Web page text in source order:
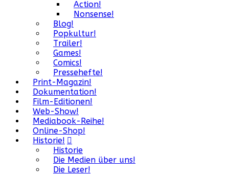
Action!
Nonsense!
Blog!
Popkultur!
Trailer!
Games!
Comics!
Pressehefte!
Print-Magazin!
Dokumentation!
Film-Editionen!
Web-Show!
Mediabook-Reihe!
Online-Shop!
Historie!
Historie
Die Medien über uns!
Die Leser!